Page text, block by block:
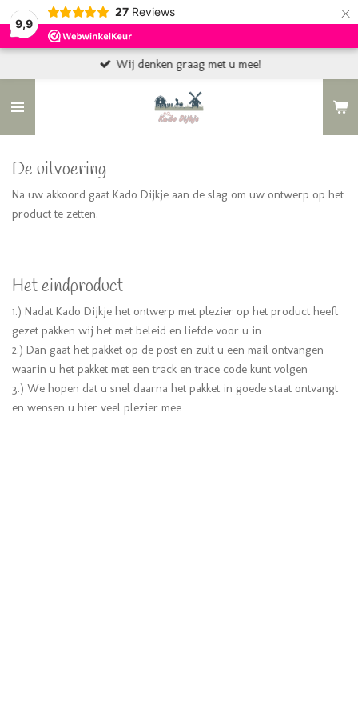
9,9
27 Reviews ×
Wij denken graag met u mee!
De uitvoering
Na uw akkoord gaat Kado Dijkje aan de slag om uw ontwerp op het
product te zetten.
Het eindproduct
1.) Nadat Kado Dijkje het ontwerp met plezier op het product heeft
gezet pakken wij het met beleid en liefde voor u in
2.) Dan gaat het pakket op de post en zult u een mail ontvangen
waarin u het pakket met een track en trace code kunt volgen
3.) We hopen dat u snel daarna het pakket in goede staat ontvangt
en wensen u hier veel plezier mee